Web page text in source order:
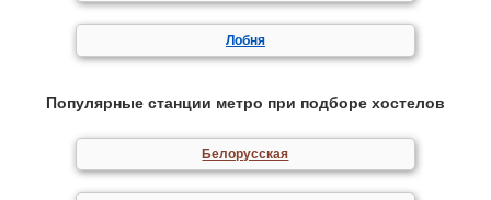
Лобня
Популярные станции метро при подборе хостелов
Белорусская